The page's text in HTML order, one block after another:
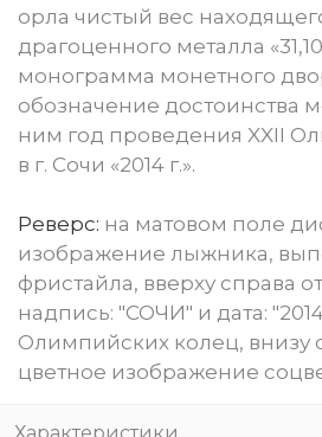
орла чистый вес
драгоценного металла
монограмма монетного
обозначение достоинства
ним год проведения XXII
в г. Сочи «2014 г.».
Реверс: на матовом поле
изображение лыжника,
фристайла, вверху справа
надпись: "СОЧИ" и дата:
Олимпийских колец, внизу
цветное изображение